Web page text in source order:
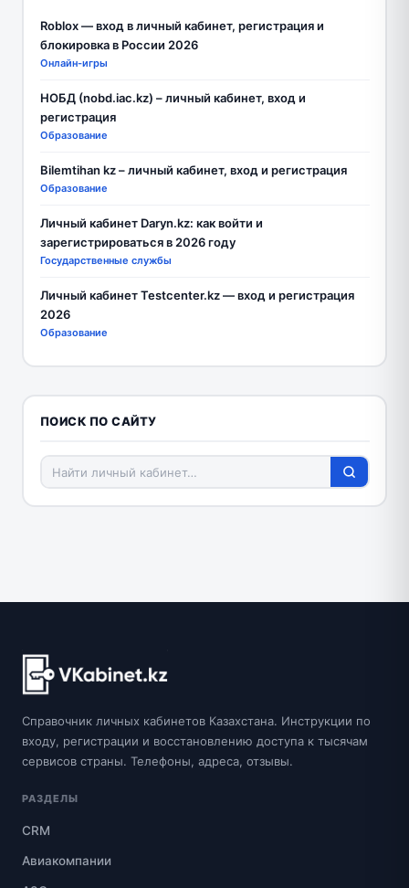
Roblox — вход в личный кабинет, регистрация и
блокировка в России 2026
Онлайн-игры
НОБД (nobd.iac.kz) – личный кабинет, вход и
регистрация
Образование
Bilemtihan kz – личный кабинет, вход и регистрация
Образование
Личный кабинет Daryn.kz: как войти и
зарегистрироваться в 2026 году
Государственные службы
Личный кабинет Testcenter.kz — вход и регистрация
2026
Образование
ПОИСК ПО САЙТУ
Справочник личных кабинетов Казахстана. Инструкции по
входу, регистрации и восстановлению доступа к тысячам
сервисов страны. Телефоны, адреса, отзывы.
РАЗДЕЛЫ
CRM
Авиакомпании